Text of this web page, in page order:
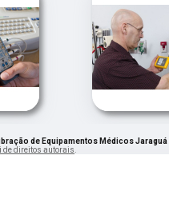
de Equipamentos Médicos Jaraguá
de direitos autorais.